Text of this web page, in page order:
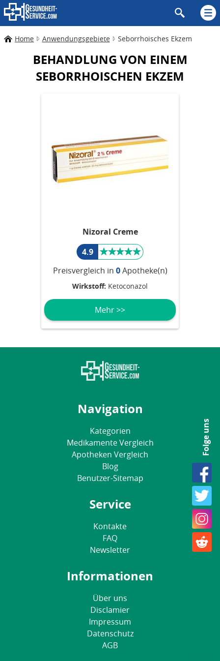
Home Anwendungsgebiete Seborrhoisches Ekzem
BEHANDLUNG VON EINEM
SEBORRHOISCHEN EKZEM
Nizoral Creme
4.9
Preisvergleich in 0Apotheke(n)
Wirkstoff: Ketoconazol
Mehr >>
Navigation
Kategorien
Medikamente Vergleich
Apotheken Vergleich
Blog
Benutzer-Sitemap
Service
Kontakte
FAQ
Newsletter
Informationen
Über uns
Disclamier
Impressum
Datenschutz
AGB
Folge uns